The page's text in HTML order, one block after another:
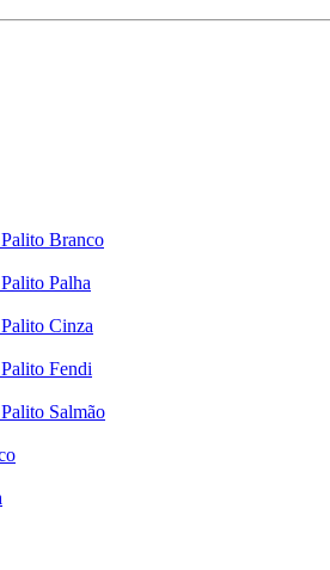
Branco
Palha
Cinza
Fendi
Salmão